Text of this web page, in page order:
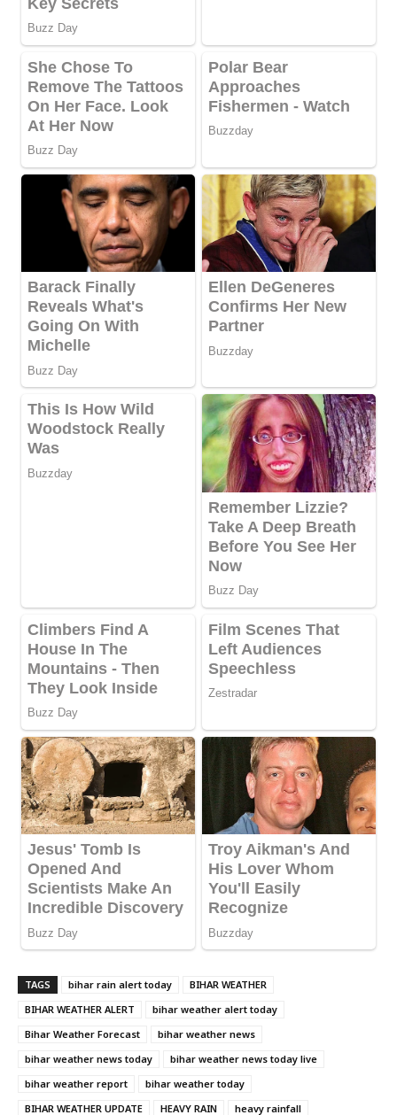
TAGS bihar rain alert today
BIHAR WEATHER
BIHAR WEATHER ALERT
bihar weather alert today
Bihar Weather Forecast
bihar weather news
bihar weather news today
bihar weather news today live
bihar weather report
bihar weather today
BIHAR WEATHER UPDATE
HEAVY RAIN heavy rainfall